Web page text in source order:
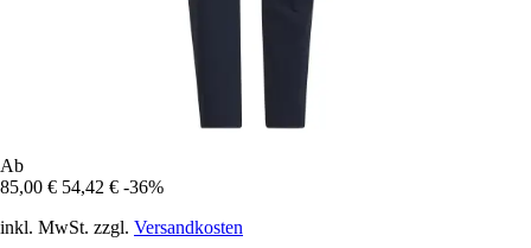
Ab
85,00 € 54,42 € -36%
inkl. MwSt. zzgl. Versandkosten